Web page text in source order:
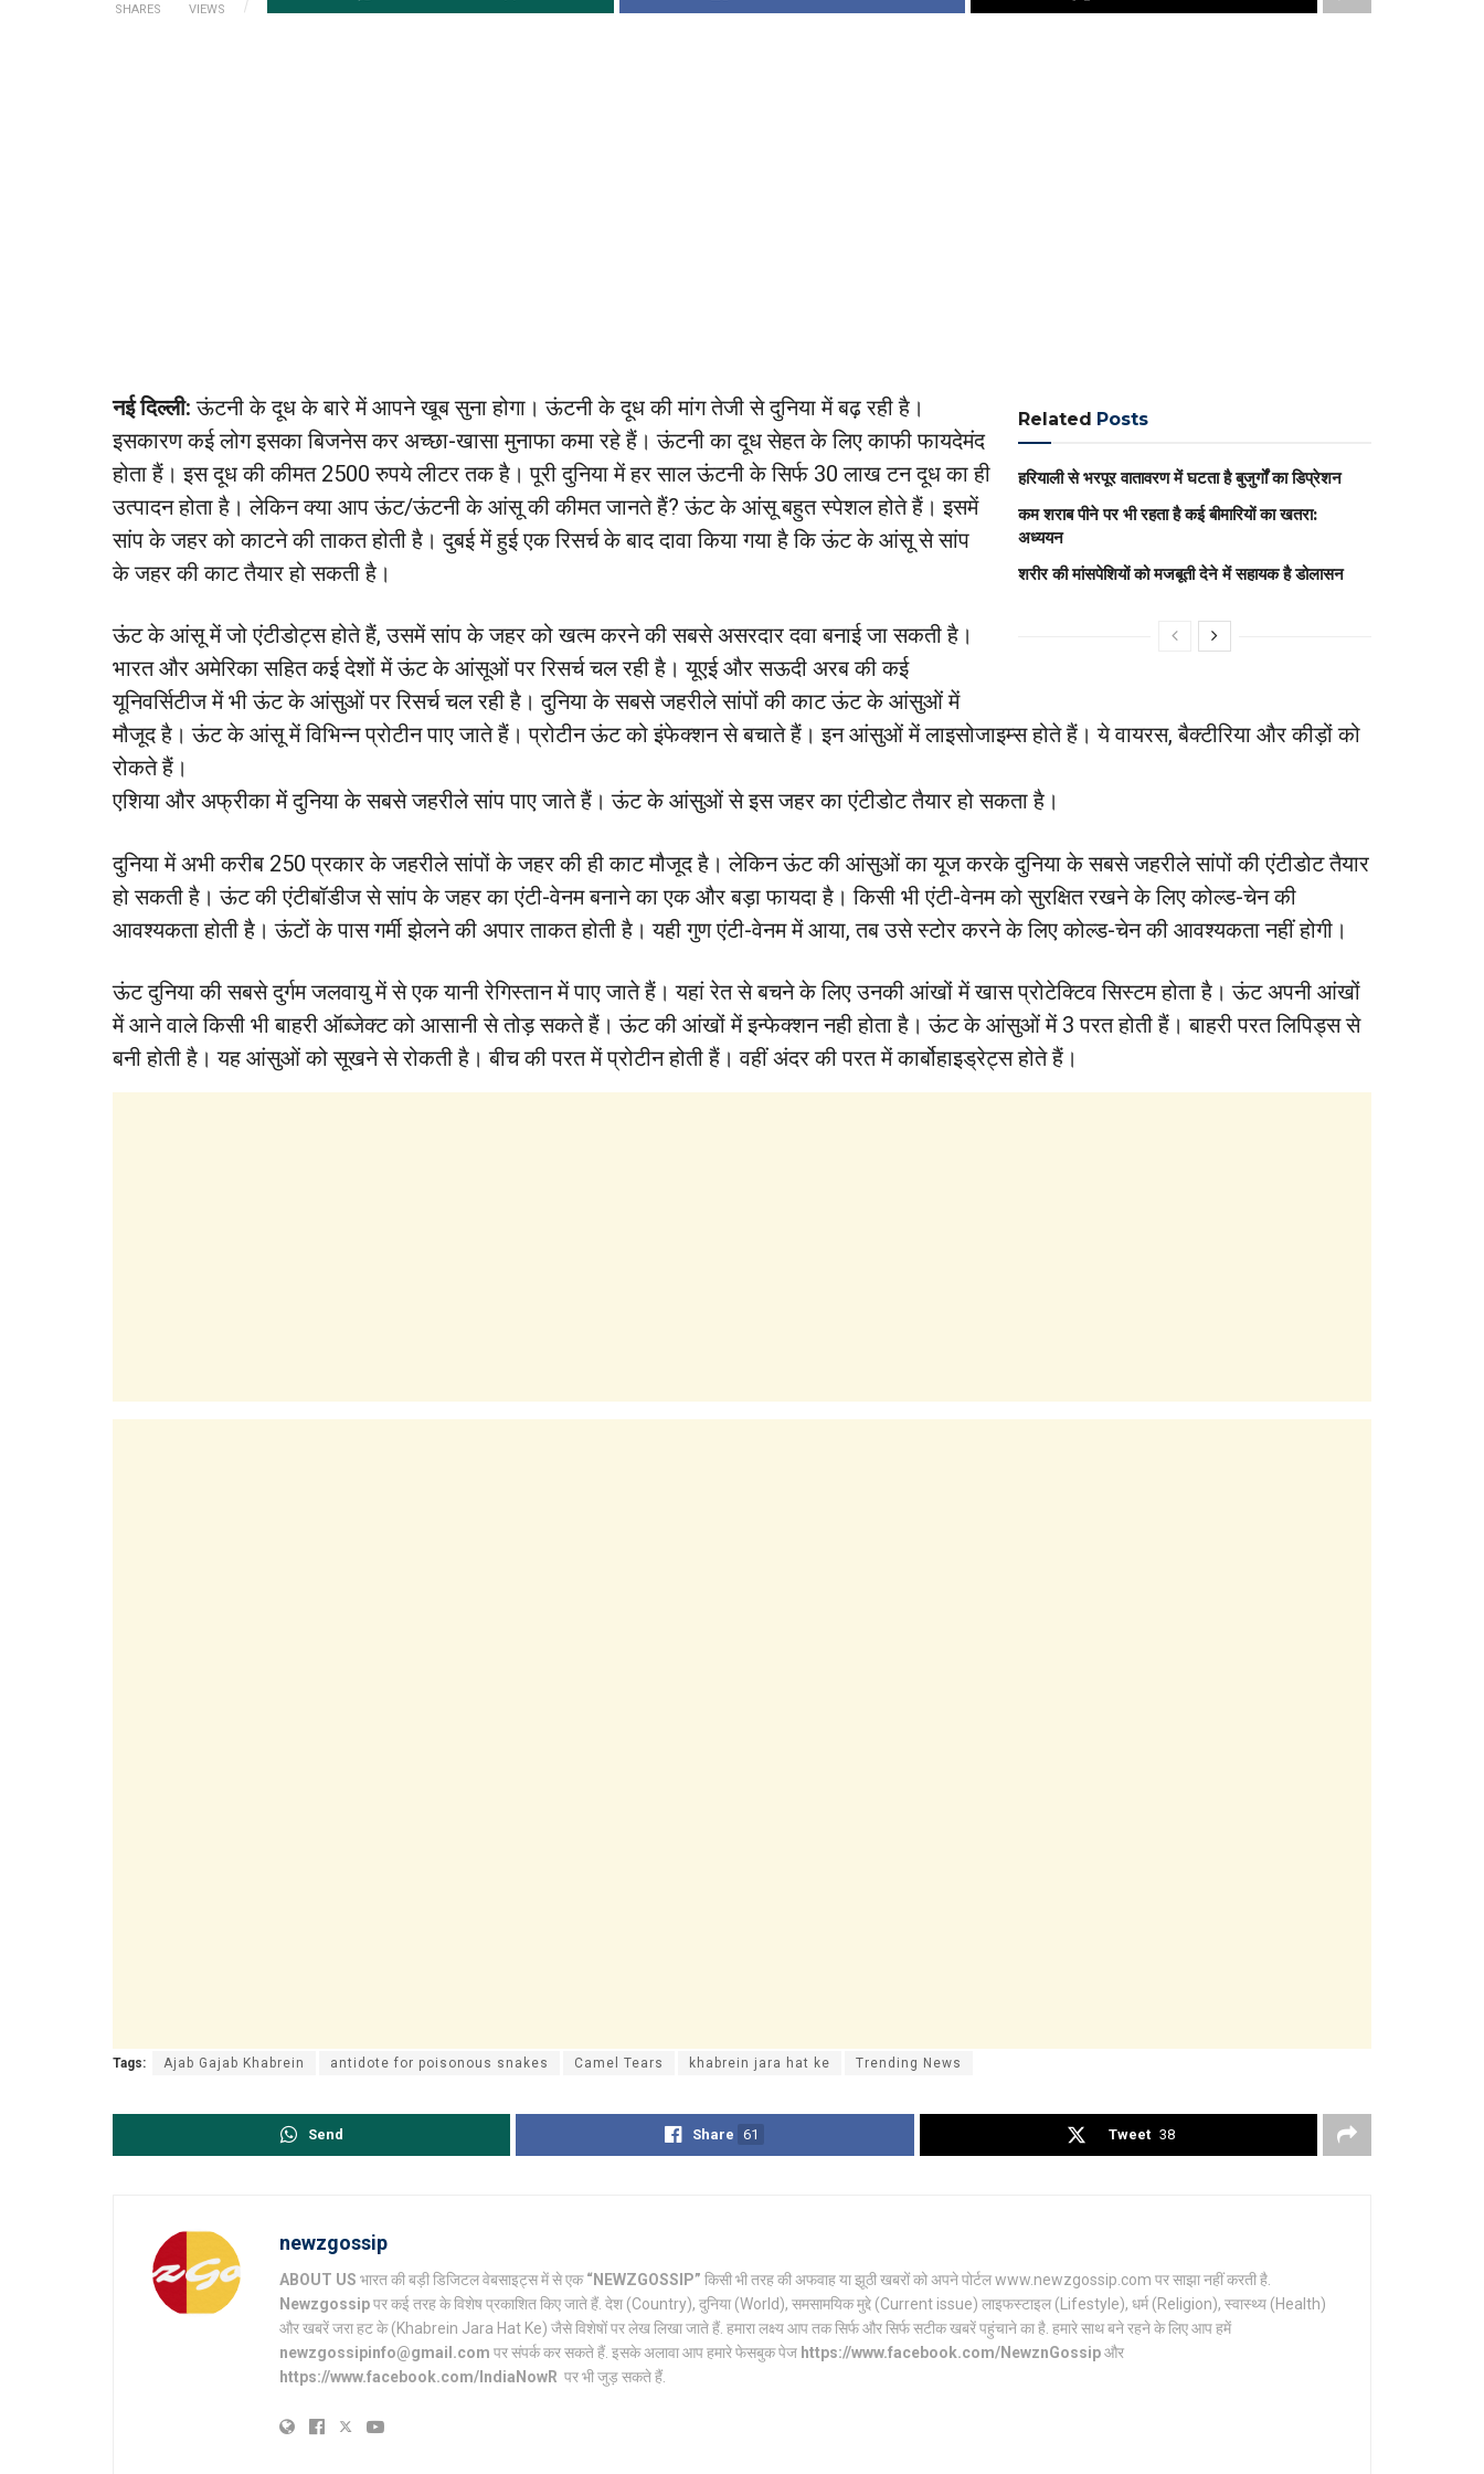
SHARES VIEWS
Related Posts
हरियाली से भरपूर वातावरण में घटता है बुजुर्गों का डिप्रेशन
कम शराब पीने पर भी रहता है कई बीमारियों का खतरा:
अध्ययन
शरीर की मांसपेशियों को मजबूती देने में सहायक है डोलासन
नई दिल्ली: ऊंटनी के दूध के बारे में आपने खूब सुना होगा। ऊंटनी के दूध की मांग तेजी से दुनिया में बढ़ रही है।
इसकारण कई लोग इसका बिजनेस कर अच्छा-खासा मुनाफा कमा रहे हैं। ऊंटनी का दूध सेहत के लिए काफी फायदेमंद
होता हैं। इस दूध की कीमत 2500 रुपये लीटर तक है। पूरी दुनिया में हर साल ऊंटनी के सिर्फ 30 लाख टन दूध का ही
उत्पादन होता है। लेकिन क्या आप ऊंट/ऊंटनी के आंसू की कीमत जानते हैं? ऊंट के आंसू बहुत स्पेशल होते हैं। इसमें
सांप के जहर को काटने की ताकत होती है। दुबई में हुई एक रिसर्च के बाद दावा किया गया है कि ऊंट के आंसू से सांप
के जहर की काट तैयार हो सकती है।
ऊंट के आंसू में जो एंटीडोट्स होते हैं, उसमें सांप के जहर को खत्म करने की सबसे असरदार दवा बनाई जा सकती है।
भारत और अमेरिका सहित कई देशों में ऊंट के आंसूओं पर रिसर्च चल रही है। यूएई और सऊदी अरब की कई
यूनिवर्सिटीज में भी ऊंट के आंसुओं पर रिसर्च चल रही है। दुनिया के सबसे जहरीले सांपों की काट ऊंट के आंसुओं में
मौजूद है। ऊंट के आंसू में विभिन्न प्रोटीन पाए जाते हैं। प्रोटीन ऊंट को इंफेक्शन से बचाते हैं। इन आंसुओं में लाइसोजाइम्स होते हैं। ये वायरस, बैक्टीरिया और कीड़ों को
रोकते हैं।
एशिया और अफ्रीका में दुनिया के सबसे जहरीले सांप पाए जाते हैं। ऊंट के आंसुओं से इस जहर का एंटीडोट तैयार हो सकता है।
दुनिया में अभी करीब 250 प्रकार के जहरीले सांपों के जहर की ही काट मौजूद है। लेकिन ऊंट की आंसुओं का यूज करके दुनिया के सबसे जहरीले सांपों की एंटीडोट तैयार
हो सकती है। ऊंट की एंटीबॉडीज से सांप के जहर का एंटी-वेनम बनाने का एक और बड़ा फायदा है। किसी भी एंटी-वेनम को सुरक्षित रखने के लिए कोल्‍ड-चेन की
आवश्यकता होती है। ऊंटों के पास गर्मी झेलने की अपार ताकत होती है। यही गुण एंटी-वेनम में आया, तब उसे स्‍टोर करने के लिए कोल्‍ड-चेन की आवश्यकता नहीं होगी।
ऊंट दुनिया की सबसे दुर्गम जलवायु में से एक यानी रेगिस्तान में पाए जाते हैं। यहां रेत से बचने के लिए उनकी आंखों में खास प्रोटेक्टिव सिस्‍टम होता है। ऊंट अपनी आंखों
में आने वाले किसी भी बाहरी ऑब्‍जेक्‍ट को आसानी से तोड़ सकते हैं। ऊंट की आंखों में इन्‍फेक्‍शन नही होता है। ऊंट के आंसुओं में 3 परत होती हैं। बाहरी परत लिपिड्स से
बनी होती है। यह आंसुओं को सूखने से रोकती है। बीच की परत में प्रोटीन होती हैं। वहीं अंदर की परत में कार्बोहाइड्रेट्स होते हैं।
Tags: Ajab Gajab Khabrein antidote for poisonous snakes Camel Tears khabrein jara hat ke Trending News
Send Share 61 Tweet 38
newzgossip
ABOUT US भारत की बड़ी डिजिटल वेबसाइट्स में से एक“NEWZGOSSIP” किसी भी तरह की अफवाह या झूठी खबरों को अपने पोर्टल www.newzgossip.com पर साझा नहीं करती है.
Newzgossipपर कई तरह के विशेष प्रकाशित किए जाते हैं. देश (Country), दुनिया (World), समसामयिक मुद्दे (Current issue) लाइफस्टाइल (Lifestyle), धर्म (Religion), स्वास्थ्य (Health)
और खबरें जरा हट के (Khabrein Jara Hat Ke) जैसे विशेषों पर लेख लिखा जाते हैं. हमारा लक्ष्य आप तक सिर्फ और सिर्फ सटीक खबरें पहुंचाने का है. हमारे साथ बने रहने के लिए आप हमें
newzgossipinfo@gmail.com पर संपर्क कर सकते हैं. इसके अलावा आप हमारे फेसबुक पेज https://www.facebook.com/NewznGossipऔर
https://www.facebook.com/IndiaNowR पर भी जुड़ सकते हैं.